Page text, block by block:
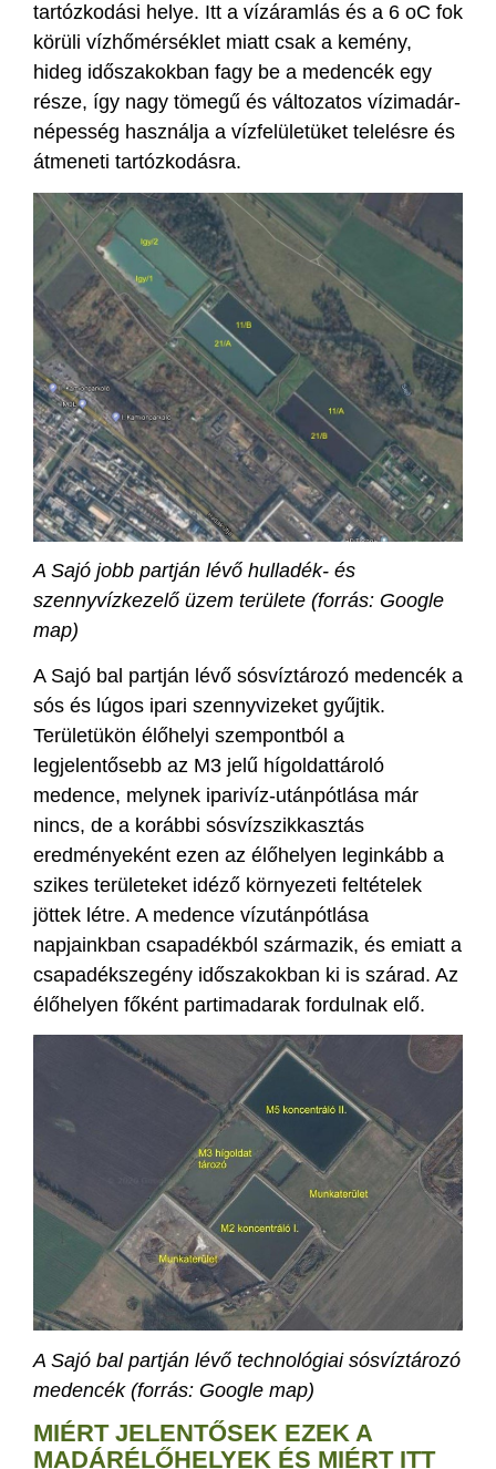
tartózkodási helye. Itt a vízáramlás és a 6 oC fok
körüli vízhőmérséklet miatt csak a kemény,
hideg időszakokban fagy be a medencék egy
része, így nagy tömegű és változatos vízimadár-
népesség használja a vízfelületüket telelésre és
átmeneti tartózkodásra.
A Sajó jobb partján lévő hulladék- és
szennyvízkezelő üzem területe (forrás: Google
map)
A Sajó bal partján lévő sósvíztározó medencék a
sós és lúgos ipari szennyvizeket gyűjtik.
Területükön élőhelyi szempontból a
legjelentősebb az M3 jelű hígoldattároló
medence, melynek iparivíz-utánpótlása már
nincs, de a korábbi sósvízszikkasztás
eredményeként ezen az élőhelyen leginkább a
szikes területeket idéző környezeti feltételek
jöttek létre. A medence vízutánpótlása
napjainkban csapadékból származik, és emiatt a
csapadékszegény időszakokban ki is szárad. Az
élőhelyen főként partimadarak fordulnak elő.
A Sajó bal partján lévő technológiai sósvíztározó
medencék (forrás: Google map)
MIÉRT JELENTŐSEK EZEK A
MADÁRÉLŐHELYEK ÉS MIÉRT ITT